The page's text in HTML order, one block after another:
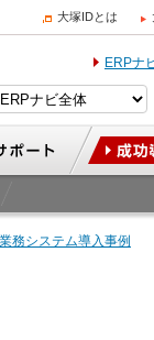
大塚IDとは
ERPナ
務システム導入事例